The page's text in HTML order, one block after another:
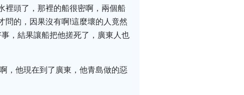
裡頭了，那裡的船很密啊，兩個船
的，因果沒有啊!這麼壞的人竟然
，結果讓船把他搓死了，廣東人也
，他現在到了廣東，他青島做的惡